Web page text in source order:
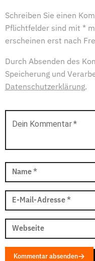
Schreiben Sie einen
Pflichtfelder sind mit *
erscheinen erst nach
Durch Absenden des
Speicherung und
Datenschutzerklärung.
Dein Kommentar*
Name *
E-Mail-Adresse *
Webseite
Kommentar absenden